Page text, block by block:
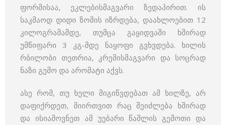
ფორმისაა, ეკლებისმაგვარი ზედაპირით. ის
საკმაოდ დიდი ზომის იზრდება, დაახლოებით 12
კილოგრამამდე, თუმცა გაყიდვაში ხშირად
უმწიფარი 3 კგ-მდე ნაყოფი გვხვდება. ხილის
რბილობი თეთრია, კრემისმაგვარი და სოცრად
ნაზი გემო და არომატი აქვს.
ასე რომ, თუ ხელი მიგიწვდებათ ამ ხილზე, არ
დაფიქრდეთ, მიირთვით რაც შეიძლება ხშირად
და ისიამოვნეთ ამ უებარი წამლის გემოთი და